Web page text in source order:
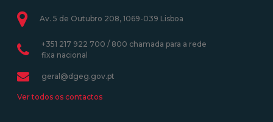
Av. 5 de Outubro 208, 1069-039 Lisboa
+351 217 922 700 / 800 chamada para a rede
fixa nacional
geral@dgeg.gov.pt
Ver todos os contactos